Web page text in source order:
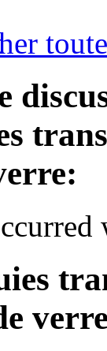
verre